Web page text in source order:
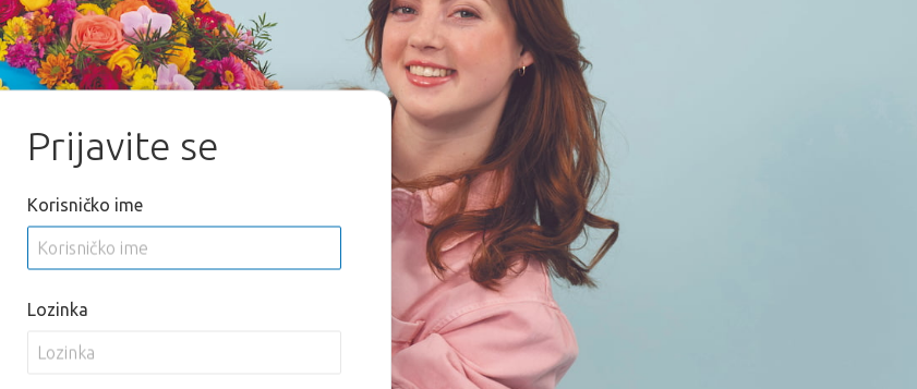
Prijavite se
Korisničko ime
Lozinka